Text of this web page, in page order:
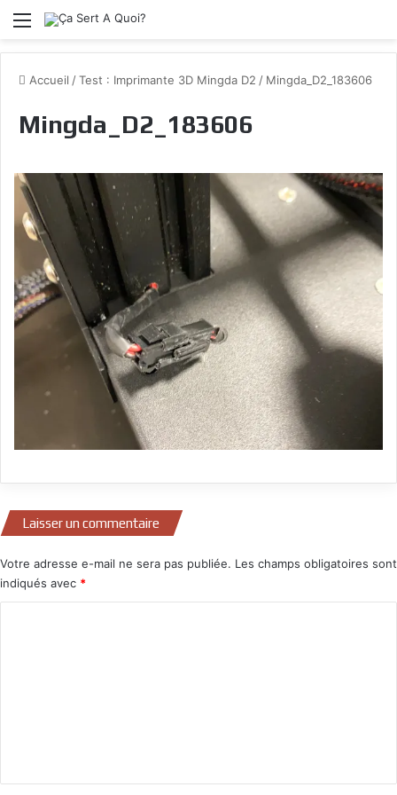
Menu
Accueil /Test : Imprimante 3D Mingda D2 / Mingda_D2_183606
Mingda_D2_183606
Laisser un commentaire
Votre adresse e-mail ne sera pas publiée. Les champs obligatoires sont
indiqués avec *